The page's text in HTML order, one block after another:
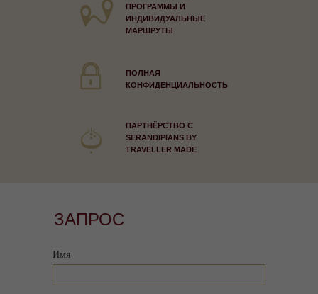
ПРОГРАММЫ И
ИНДИВИДУАЛЬНЫЕ
МАРШРУТЫ
ПОЛНАЯ
КОНФИДЕНЦИАЛЬНОСТЬ
ПАРТНЁРСТВО С
SERANDIPIANS BY
TRAVELLER MADE
ЗАПРОС
Имя